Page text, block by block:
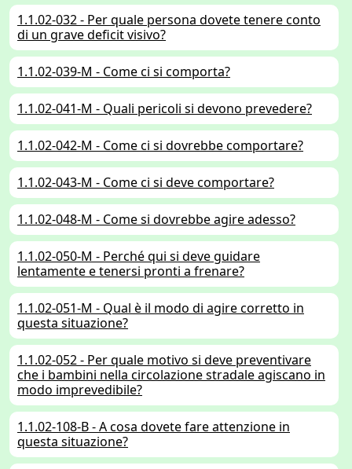
1.1.02-032 - Per quale persona dovete tenere conto
di un grave deficit visivo?
1.1.02-039-M - Come ci si comporta?
1.1.02-041-M - Quali pericoli si devono prevedere?
1.1.02-042-M - Come ci si dovrebbe comportare?
1.1.02-043-M - Come ci si deve comportare?
1.1.02-048-M - Come si dovrebbe agire adesso?
1.1.02-050-M - Perché qui si deve guidare
lentamente e tenersi pronti a frenare?
1.1.02-051-M - Qual è il modo di agire corretto in
questa situazione?
1.1.02-052 - Per quale motivo si deve preventivare
che i bambini nella circolazione stradale agiscano in
modo imprevedibile?
1.1.02-108-B - A cosa dovete fare attenzione in
questa situazione?